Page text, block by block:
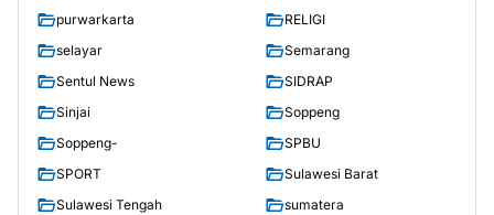
purwarkarta
RELIGI
selayar
Semarang
Sentul News
SIDRAP
Sinjai
Soppeng
Soppeng-
SPBU
SPORT
Sulawesi Barat
Sulawesi Tengah
sumatera